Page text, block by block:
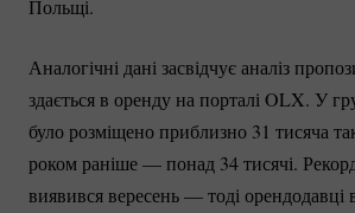
Польщі.
Аналогічні дані засвідчує аналіз
здається в оренду на порталі OLX. У
було розміщено приблизно 31 тисяча
роком раніше — понад 34 тисячі.
виявився вересень — тоді орендодавці